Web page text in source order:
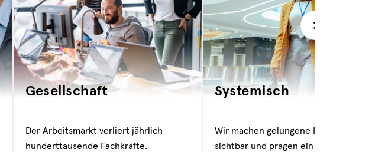
Gesellschaft
Der Arbeitsmarkt verliert jährlich
hunderttausende Fachkräfte.
Systemisch
Wir machen gelungene Integration
sichtbar und prägen ein neues,